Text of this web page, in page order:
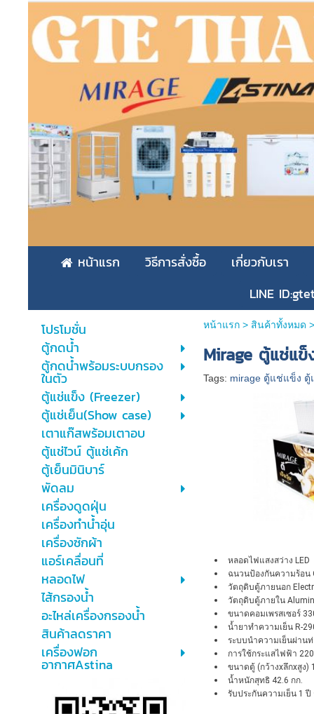
หน้าแรก วิธีการสั่งซื้อ
เกี่ยวกับเรา
LINE
โปรโมชั่น
ตู้กดน้ำ
ตู้กดน้ำพร้อมระบบกรอง
ในตัว
ตู้แช่แข็ง (Freezer)
ตู้แช่เย็น(Show case)
เตาแก๊สพร้อมเตาอบ
ตู้แช่ไวน์ ตู้แช่เค้ก
ตู้เย็นมินิบาร์
พัดลม
เครื่องดูดฝุ่น
เครื่องทำน้ำอุ่น
เครื่องซักผ้า
แอร์เคลื่อนที่
หลอดไฟ
ไส้กรองน้ำ
อะไหล่เครื่องกรองน้ำ
สินค้าลดราคา
เครื่องฟอก
อากาศAstina
หน้าแรก> สินค้าทั้งหมด
Mirage ตู้แช่แ
Tags: mirage ตู้แช่แข็ง
หลอดไฟแสงสว่าง LED
ฉนวนป้องกันความร้อน
วัตถุดิบตู้ภายนอก
วัตถุดิบตู้ภายใน
ขนาดคอมเพรสเซอร์
น้ำยาทำความเย็น R-
ระบบนำความเย็นผ่านท่
การใช้กระแสไฟฟ้า
ขนาดตู้ (กว้างxลึกxสูง)
น้ำหนักสุทธิ 42.6 กก.
รับประกันความเย็น 1 ปี